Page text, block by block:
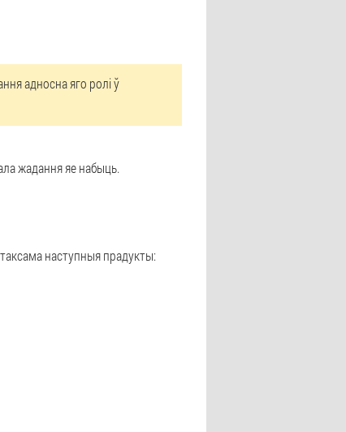
адносна яго ролі ў
жадання яе набыць.
наступныя прадукты: